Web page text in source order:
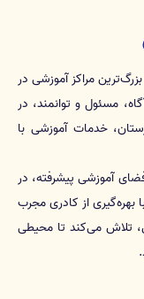
مراکز آموزشی در
مسئول و توانمند، در
خدمات آموزشی با
بنای ۲۰۰۰۰ متر مربع و فضای آموزشی پیشرفته، در
با بهره‌گیری از کادری مجرب
متخصص، تلاش می‌کند تا محیطی